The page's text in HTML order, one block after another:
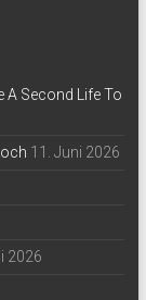
A Second Life To
11. Juni 2026
2026